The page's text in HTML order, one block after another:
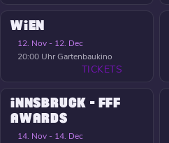
WIEN
12. Nov - 12. Dec
20:00 UhrGartenbaukino
TICKETS
INNSBRUCK - FFF
AWARDS
14. Nov - 14. Dec